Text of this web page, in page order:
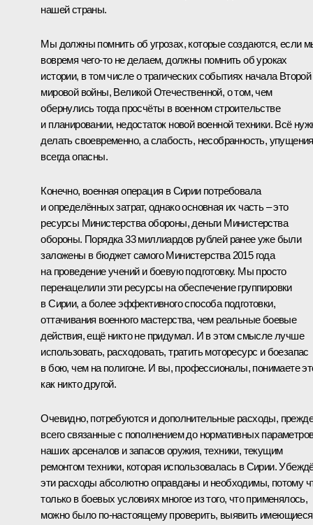
нашей страны.
Мы должны помнить об угрозах, которые создаются, если
вовремя чего‑то не делаем, должны помнить об уроках
истории, в том числе о трагических событиях начала Второй
мировой войны, Великой Отечественной, о том, чем
обернулись тогда просчёты в военном строительстве
и планировании, недостаток новой военной техники. Всё
делать своевременно, а слабость, несобранность, упущения
всегда опасны.
Конечно, военная операция в Сирии потребовала
и определённых затрат, однако основная их часть – это
ресурсы Министерства обороны, деньги Министерства
обороны. Порядка 33 миллиардов рублей ранее уже были
заложены в бюджет самого Министерства 2015 года
на проведение учений и боевую подготовку. Мы просто
перенацелили эти ресурсы на обеспечение группировки
в Сирии, а более эффективного способа подготовки,
оттачивания военного мастерства, чем реальные боевые
действия, ещё никто не придумал. И в этом смысле лучше
использовать, расходовать, тратить моторесурс и боезапас
в бою, чем на полигоне. И вы, профессионалы, понимаете
как никто другой.
Очевидно, потребуются и дополнительные расходы, прежде
всего связанные с пополнением до нормативных
наших арсеналов и запасов оружия, техники, текущим
ремонтом техники, которая использовалась в Сирии.
эти расходы абсолютно оправданы и необходимы, потому
только в боевых условиях многое из того, что применялось,
можно было по‑настоящему проверить, выявить имеющиеся